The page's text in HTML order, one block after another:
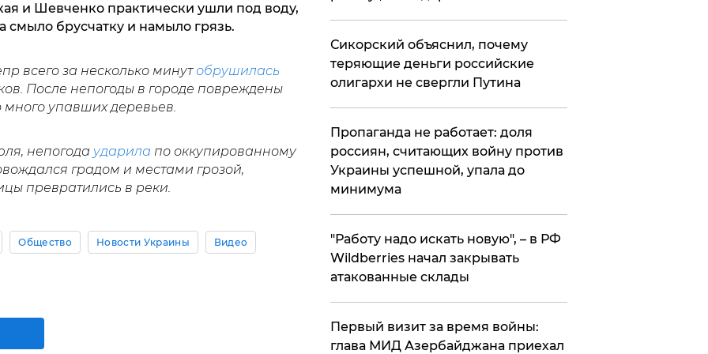
и Шевченко практически ушли под воду,
смыло брусчатку и намыло грязь.
всего за несколько минут обрушилась
После непогоды в городе повреждены
упавших деревьев.
непогода ударила по оккупированному
градом и местами грозой,
превратились в реки.
Общество Новости Украины Видео
Сикорский объяснил, почему
теряющие деньги российские
олигархи не свергли Путина
​Пропаганда не работает: доля
россиян, считающих войну против
Украины успешной, упала до
минимума
"Работу надо искать новую", – в РФ
Wildberries начал закрывать
атакованные склады
Первый визит за время войны:
глава МИД Азербайджана приехал